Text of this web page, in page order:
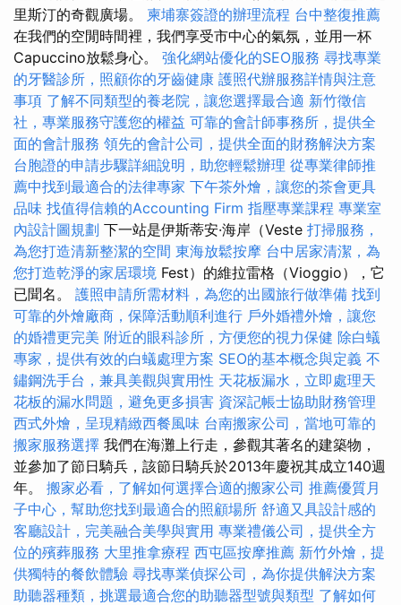
里斯汀的奇觀廣場。 柬埔寨簽證的辦理流程 台中整復推薦
在我們的空閒時間裡，我們享受市中心的氣氛，並用一杯
Capuccino放鬆身心。 強化網站優化的SEO服務 尋找專業
的牙醫診所，照顧你的牙齒健康 護照代辦服務詳情與注意
事項 了解不同類型的養老院，讓您選擇最合適 新竹徵信
社，專業服務守護您的權益 可靠的會計師事務所，提供全
面的會計服務 領先的會計公司，提供全面的財務解決方案
台胞證的申請步驟詳細說明，助您輕鬆辦理 從專業律師推
薦中找到最適合的法律專家 下午茶外燴，讓您的茶會更具
品味 找值得信賴的Accounting Firm 指壓專業課程 專業室
內設計圖規劃 下一站是伊斯蒂安·海岸（Veste 打掃服務，
為您打造清新整潔的空間 東海放鬆按摩 台中居家清潔，為
您打造乾淨的家居環境 Fest）的維拉雷格（Vioggio），它
已聞名。 護照申請所需材料，為您的出國旅行做準備 找到
可靠的外燴廠商，保障活動順利進行 戶外婚禮外燴，讓您
的婚禮更完美 附近的眼科診所，方便您的視力保健 除白蟻
專家，提供有效的白蟻處理方案 SEO的基本概念與定義 不
鏽鋼洗手台，兼具美觀與實用性 天花板漏水，立即處理天
花板的漏水問題，避免更多損害 資深記帳士協助財務管理
西式外燴，呈現精緻西餐風味 台南搬家公司，當地可靠的
搬家服務選擇 我們在海灘上行走，參觀其著名的建築物，
並參加了節日騎兵，該節日騎兵於2013年慶祝其成立140週
年。 搬家必看，了解如何選擇合適的搬家公司 推薦優質月
子中心，幫助您找到最適合的照顧場所 舒適又具設計感的
客廳設計，完美融合美學與實用 專業禮儀公司，提供全方
位的殯葬服務 大里推拿療程 西屯區按摩推薦 新竹外燴，提
供獨特的餐飲體驗 尋找專業偵探公司，為你提供解決方案
助聽器種類，挑選最適合您的助聽器型號與類型 了解如何